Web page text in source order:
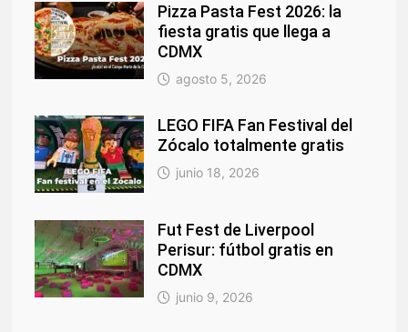
Pizza Pasta Fest 2026: la
fiesta gratis que llega a
CDMX
agosto 5, 2026
LEGO FIFA Fan Festival del
Zócalo totalmente gratis
junio 18, 2026
Fut Fest de Liverpool
Perisur: fútbol gratis en
CDMX
junio 9, 2026